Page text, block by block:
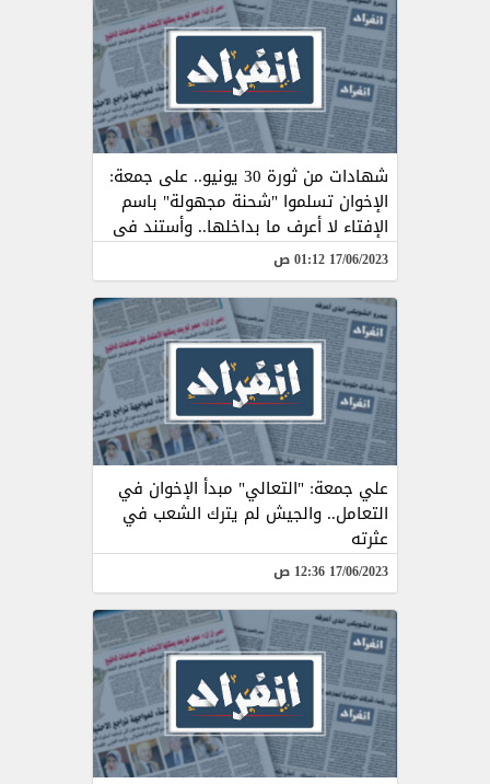
شهادات من ثورة 30 يونيو.. على جمعة:
الإخوان تسلموا "شحنة مجهولة" باسم
الإفتاء لا أعرف ما بداخلها.. وأستند فى
رفضى الانضمام لهم لأرضية شرعية
وفقهية.. ويؤكد: لم يكن لدى قناعة
بقدرتهم على الاستمرار فى ال
17/06/2023 01:12 ص
علي جمعة: "التعالي" مبدأ الإخوان في
التعامل.. والجيش لم يترك الشعب في
عثرته
17/06/2023 12:36 ص